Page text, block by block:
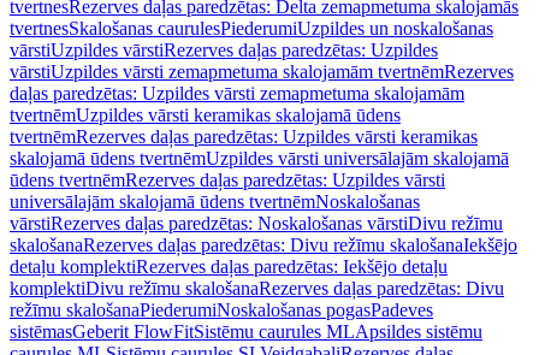
tvertnesRezerves daļas paredzētas: Delta zemapmetuma skalojamās
tvertnesSkalošanas caurulesPiederumiUzpildes un noskalošanas
vārstiUzpildes vārstiRezerves daļas paredzētas: Uzpildes
vārstiUzpildes vārsti zemapmetuma skalojamām tvertnēmRezerves
daļas paredzētas: Uzpildes vārsti zemapmetuma skalojamām
tvertnēmUzpildes vārsti keramikas skalojamā ūdens
tvertnēmRezerves daļas paredzētas: Uzpildes vārsti keramikas
skalojamā ūdens tvertnēmUzpildes vārsti universālajām skalojamā
ūdens tvertnēmRezerves daļas paredzētas: Uzpildes vārsti
universālajām skalojamā ūdens tvertnēmNoskalošanas
vārstiRezerves daļas paredzētas: Noskalošanas vārstiDivu režīmu
skalošanaRezerves daļas paredzētas: Divu režīmu skalošanaIekšējo
detaļu komplektiRezerves daļas paredzētas: Iekšējo detaļu
komplektiDivu režīmu skalošanaRezerves daļas paredzētas: Divu
režīmu skalošanaPiederumiNoskalošanas pogasPadeves
sistēmasGeberit FlowFitSistēmu caurules MLApsildes sistēmu